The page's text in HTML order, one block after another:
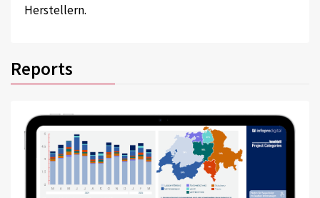
Herstellern.
Reports